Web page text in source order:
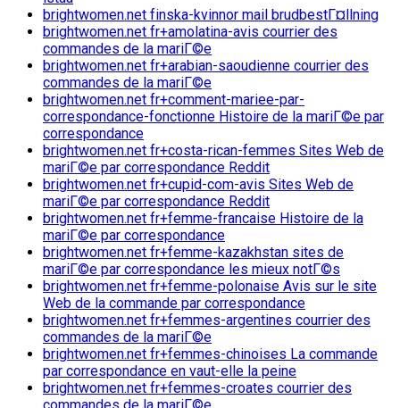
brightwomen.net finska-kvinnor mail brudbestГ¤llning
brightwomen.net fr+amolatina-avis courrier des
commandes de la mariГ©e
brightwomen.net fr+arabian-saoudienne courrier des
commandes de la mariГ©e
brightwomen.net fr+comment-mariee-par-
correspondance-fonctionne Histoire de la mariГ©e par
correspondance
brightwomen.net fr+costa-rican-femmes Sites Web de
mariГ©e par correspondance Reddit
brightwomen.net fr+cupid-com-avis Sites Web de
mariГ©e par correspondance Reddit
brightwomen.net fr+femme-francaise Histoire de la
mariГ©e par correspondance
brightwomen.net fr+femme-kazakhstan sites de
mariГ©e par correspondance les mieux notГ©s
brightwomen.net fr+femme-polonaise Avis sur le site
Web de la commande par correspondance
brightwomen.net fr+femmes-argentines courrier des
commandes de la mariГ©e
brightwomen.net fr+femmes-chinoises La commande
par correspondance en vaut-elle la peine
brightwomen.net fr+femmes-croates courrier des
commandes de la mariГ©e